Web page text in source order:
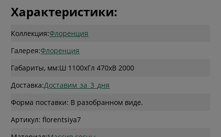
Характеристики:
Коллекция:Флоренция
Галерея:Флоренция
Габариты, мм:Ш 1100xГл 470xВ 2000
Доставка:Доставим_за_3_дня
Форма поставки: В разобранном виде.
Артикул: florentsiya7